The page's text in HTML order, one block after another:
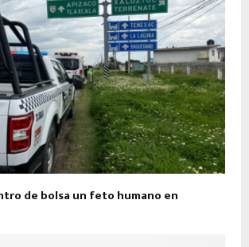
de bolsa un feto humano en